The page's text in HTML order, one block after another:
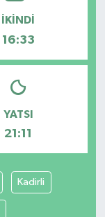
İKINDI
16:33
YATSI
21:11
Kadirli